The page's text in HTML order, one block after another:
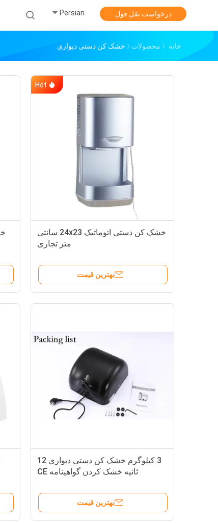
Persian درخواست نقل قول
خانه محصولات خشک کن دستی دیواری
Hot
خشک کن دستی اتوماتیک 24x23 سانتی
متر تجاری
بهترین قیمت
3 کیلوگرم خشک کن دستی دیواری 12
ثانیه خشک کردن گواهینامه CE
بهترین قیمت